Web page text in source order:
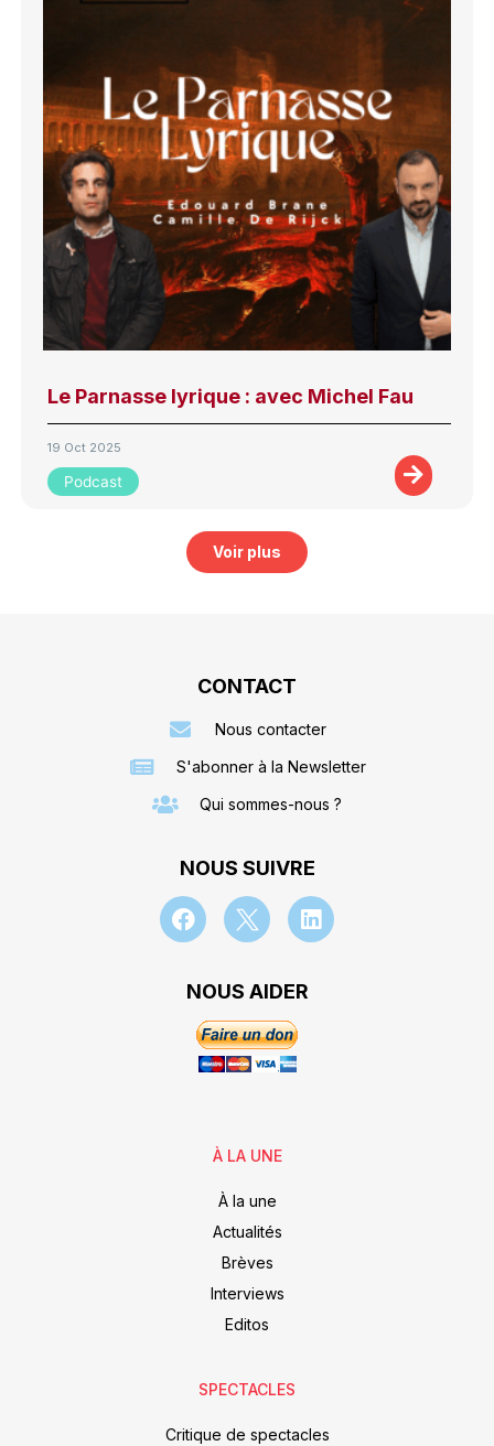
Le Parnasse lyrique : avec Michel Fau
19 Oct 2025
Podcast
Voir plus
CONTACT
Nous contacter
S'abonner à la Newsletter
Qui sommes-nous ?
NOUS SUIVRE
NOUS AIDER
À LA UNE
À la une
Actualités
Brèves
Interviews
Editos
SPECTACLES
Critique de spectacles